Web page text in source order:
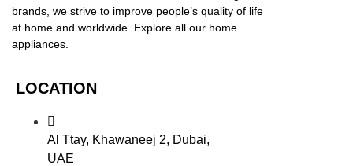
brands, we strive to improve people’s quality of life
at home and worldwide. Explore all our home
appliances.
LOCATION
Al Ttay, Khawaneej 2, Dubai,
UAE